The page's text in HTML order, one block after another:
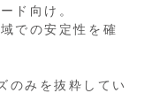
ド向け。
での安定性を確
のみを抜粋してい